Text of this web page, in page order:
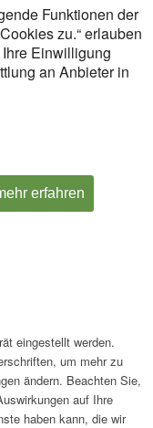
Funktionen der
zu.“ erlauben
Einwilligung
an Anbieter in
erfahren
eingestellt werden.
um mehr zu
ändern. Beachten Sie,
auf Ihre
haben kann, die wir